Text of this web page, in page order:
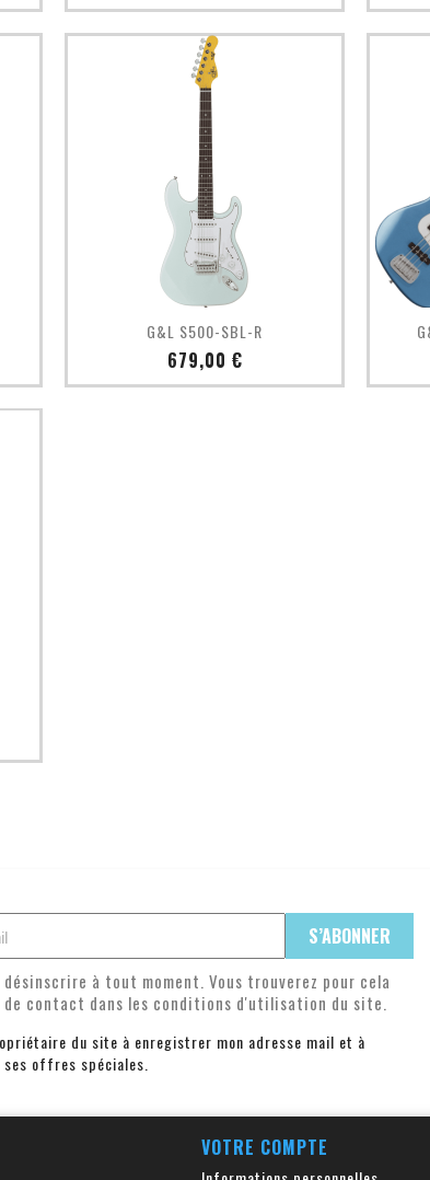
G&L S500-SBL-R
Prix
679,00 €
Aperçu rapide
désinscrire à tout moment. Vous trouverez pour cela
contact dans les conditions d'utilisation du site.
du site à enregistrer mon adresse mail et à
offres spéciales.
VOTRE COMPTE